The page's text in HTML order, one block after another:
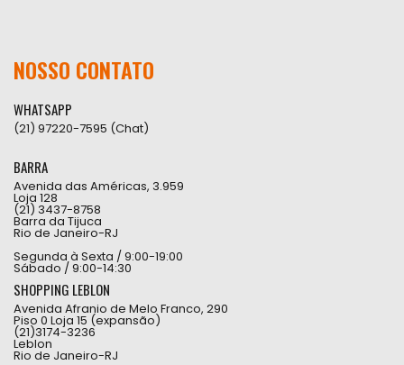
NOSSO CONTATO
WHATSAPP
(21) 97220-7595 (Chat)
BARRA
Avenida das Américas, 3.959
Loja 128
(21) 3437-8758
Barra da Tijuca
Rio de Janeiro-RJ
Segunda à Sexta / 9:00-19:00
Sábado / 9:00-14:30
SHOPPING LEBLON
Avenida Afranio de Melo Franco, 290
Piso 0 Loja 15 (expansão)
(21)3174-3236
Leblon
Rio de Janeiro-RJ